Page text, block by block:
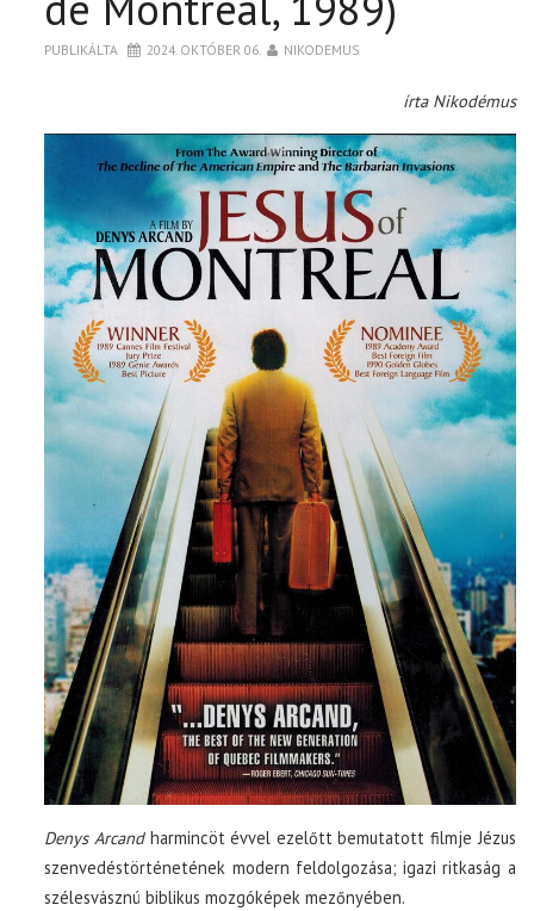
PUBLIKÁLTA 2024. OKTÓBER 06. NIKODEMUS
írta Nikodémus
Denys Arcandharmincöt évvel ezelőtt bemutatott filmje Jézus
szenvedéstörténetének modern feldolgozása; igazi ritkaság a
szélesvásznú biblikus mozgóképek mezőnyében.